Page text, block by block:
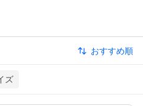
おすすめ順
ズ